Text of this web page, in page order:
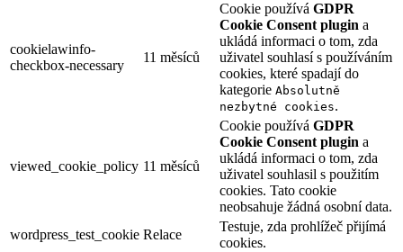
cookielawinfo-
checkbox-necessary
11 měsíců
Cookie používá GDPR
Cookie Consent plugin a
ukládá informaci o tom, zda
uživatel souhlasí s používáním
cookies, které spadají do
kategorie Absolutně
nezbytné cookies.
viewed_cookie_policy 11 měsíců
Cookie používá GDPR
Cookie Consent plugin a
ukládá informaci o tom, zda
uživatel souhlasil s použitím
cookies. Tato cookie
neobsahuje žádná osobní data.
wordpress_test_cookie Relace
Testuje, zda prohlížeč přijímá
cookies.